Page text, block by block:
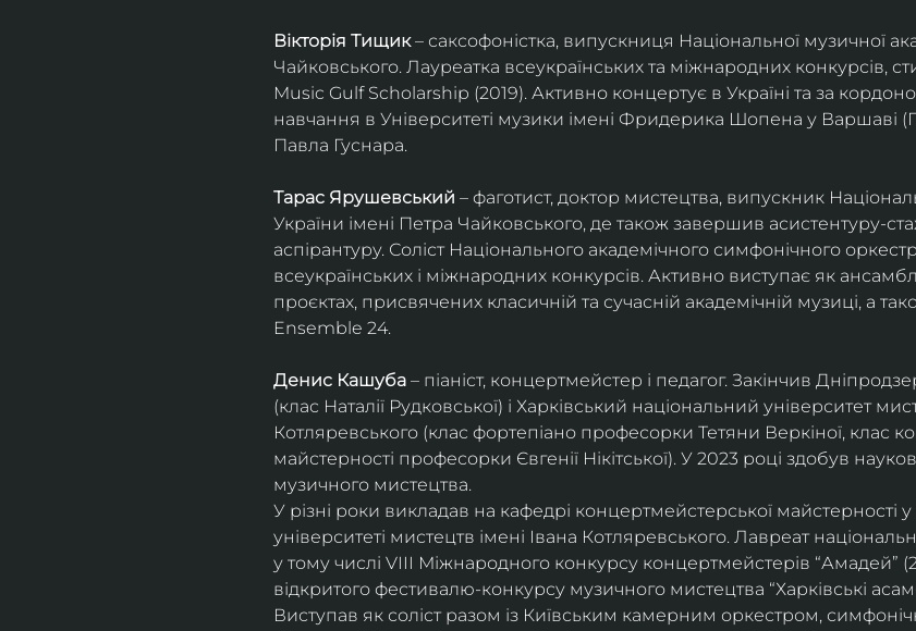
Вікторія Тищик – саксофоністка, випускниця Національної музичної
Чайковського. Лауреатка всеукраїнських та міжнародних конкурсів,
Music Gulf Scholarship (2019). Активно концертує в Україні та за
навчання в Університеті музики імені Фридерика Шопена у Варшаві
Павла Гуснара.
Тарас Ярушевський – фаготист, доктор мистецтва, випускник
України імені Петра Чайковського, де також завершив асистентуру-
аспірантуру. Соліст Національного академічного симфонічного
всеукраїнських і міжнародних конкурсів. Активно виступає як
проєктах, присвячених класичній та сучасній академічній музиці, а
Ensemble 24.
Денис Кашуба – піаніст, концертмейстер і педагог. Закінчив
(клас Наталії Рудковської) і Харківський національний університет
Котляревського (клас фортепіано професорки Тетяни Веркіної, клас
майстерності професорки Євгенії Нікітської). У 2023 році здобув
музичного мистецтва.
У різні роки викладав на кафедрі концертмейстерської майстерності
університеті мистецтв імені Івана Котляревського. Лавреат
у тому числі VIII Міжнародного конкурсу концертмейстерів “Амадей”
відкритого фестивалю-конкурсу музичного мистецтва “Харківські
Виступав як соліст разом із Київським камерним оркестром,